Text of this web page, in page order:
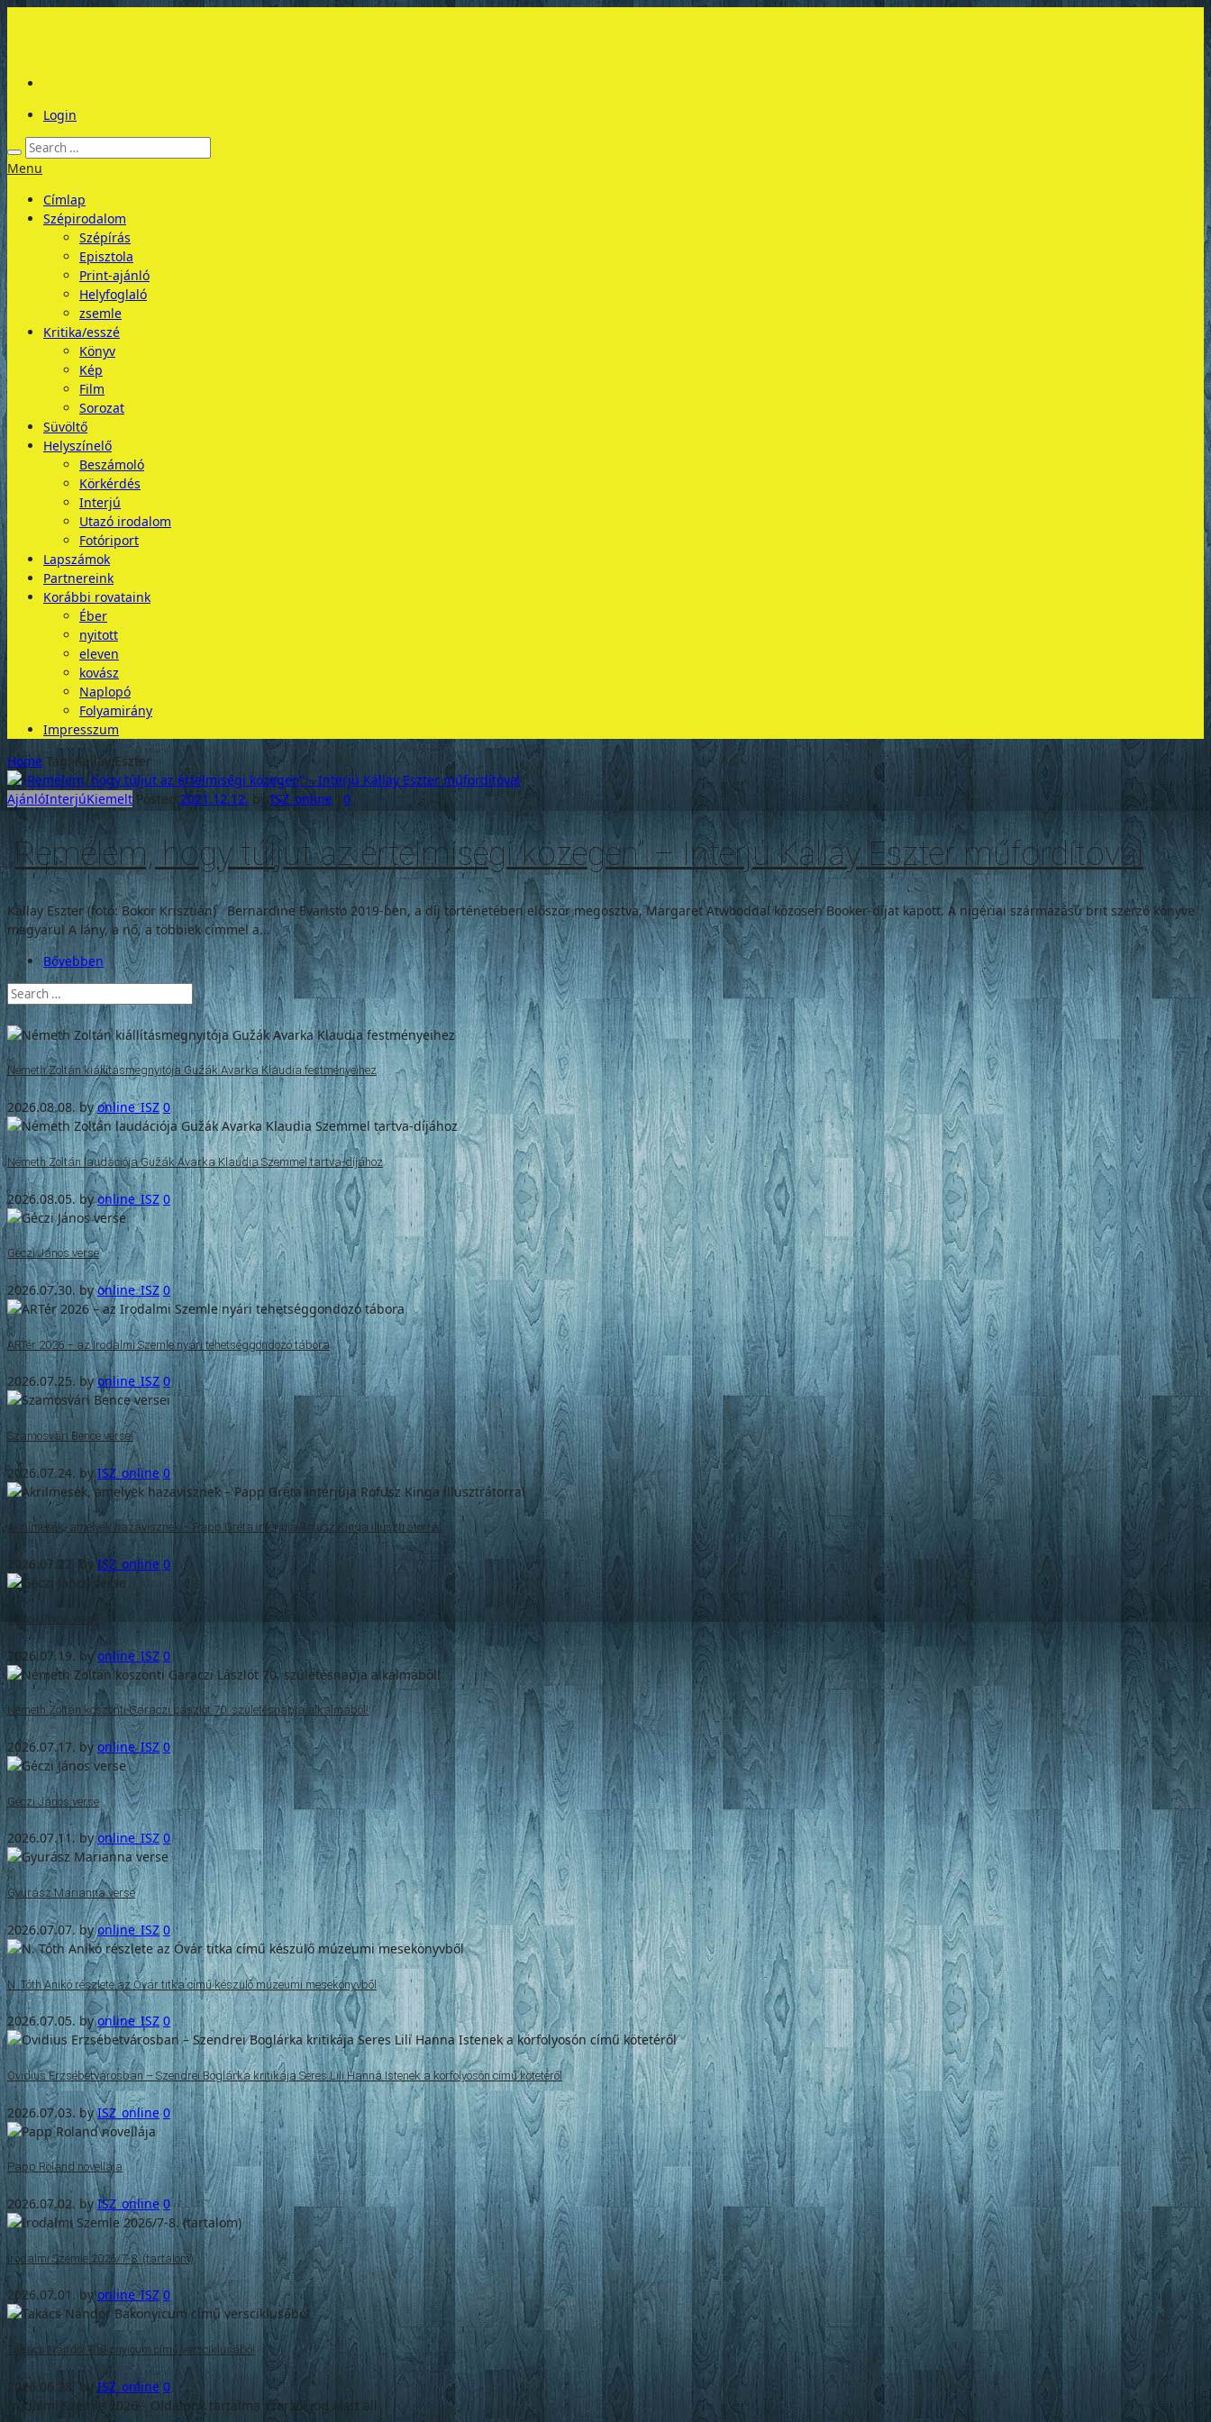
Login
Menu
Címlap
Szépirodalom
Szépírás
Episztola
Print-ajánló
Helyfoglaló
zsemle
Kritika/esszé
Könyv
Kép
Film
Sorozat
Süvöltő
Helyszínelő
Beszámoló
Körkérdés
Interjú
Utazó irodalom
Fotóriport
Lapszámok
Partnereink
Korábbi rovataink
Éber
nyitott
eleven
kovász
Naplopó
Folyamirány
Impresszum
Home Tag: Kállay Eszter
AjánlóInterjúKiemelt Posted 2021.12.12. by ISZ_online 0
„Remélem, hogy túljut az értelmiségi közegen” – Interjú Kállay Eszter műfordítóval
Kállay Eszter (fotó: Bokor Krisztián) Bernardine Evaristo 2019-ben, a díj történetében először megosztva, Margaret Atwooddal közösen Booker-díjat kapott. A nigériai származású brit szerző könyve
magyarul A lány, a nő, a többiek címmel a...
Bővebben
Németh Zoltán kiállításmegnyitója Gužák Avarka Klaudia festményeihez
2026.08.08. byonline_ISZ 0
Németh Zoltán laudációja Gužák Avarka Klaudia Szemmel tartva-díjához
2026.08.05. byonline_ISZ 0
Géczi János verse
2026.07.30. byonline_ISZ 0
ARTér 2026 – az Irodalmi Szemle nyári tehetséggondozó tábora
2026.07.25. byonline_ISZ 0
Szamosvári Bence versei
2026.07.24. byISZ_online 0
Akrilmesék, amelyek hazavisznek – Papp Gréta interjúja Rofusz Kinga illusztrátorral
2026.07.22. byISZ_online 0
Géczi János verse
2026.07.19. byonline_ISZ 0
Németh Zoltán köszönti Garaczi Lászlót 70. születésnapja alkalmából!
2026.07.17. by online_ISZ 0
Géczi János verse
2026.07.11. byonline_ISZ 0
Gyurász Marianna verse
2026.07.07. byonline_ISZ 0
N. Tóth Anikó részlete az Óvár titka című készülő múzeumi mesekönyvből
2026.07.05. byonline_ISZ 0
Ovidius Erzsébetvárosban – Szendrei Boglárka kritikája Seres Lili Hanna Istenek a körfolyosón című kötetéről
2026.07.03. byISZ_online 0
Papp Roland novellája
2026.07.02. byISZ_online 0
Irodalmi Szemle 2026/7-8. (tartalom)
2026.07.01. byonline_ISZ 0
Takács Nándor Bakonyicum című versciklusából
2026.06.28. by ISZ_online 0
Irodalmi Szemle 2026-- Oldalunk tartalma szerzői jog alatt áll